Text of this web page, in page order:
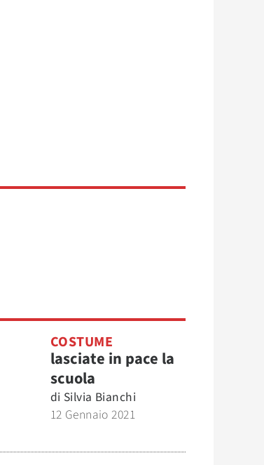
COSTUME
lasciate in pace la
scuola
di Silvia Bianchi
12 Gennaio 2021